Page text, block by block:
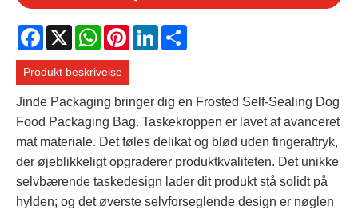
Facebook
X WhatsAppPinterestLinkedIn
Produkt beskrivelse
Jinde Packaging bringer dig en Frosted Self-Sealing Dog
Food Packaging Bag. Taskekroppen er lavet af avanceret
mat materiale. Det føles delikat og blød uden fingeraftryk,
der øjeblikkeligt opgraderer produktkvaliteten. Det unikke
selvbærende taskedesign lader dit produkt stå solidt på
hylden; og det øverste selvforseglende design er nøglen